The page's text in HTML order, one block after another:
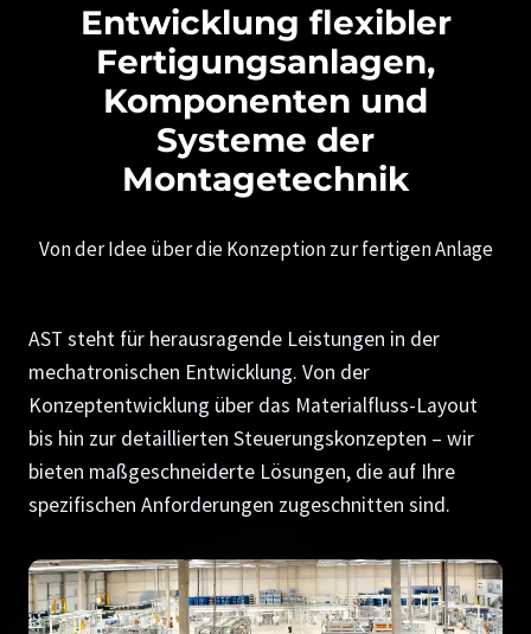
Entwicklung flexibler
Fertigungsanlagen,
Komponenten und
Systeme der
Montagetechnik
Von der Idee über die Konzeption zur fertigen Anlage
AST steht für herausragende Leistungen in der
mechatronischen Entwicklung. Von der
Konzeptentwicklung über das Materialfluss-Layout
bis hin zur detaillierten Steuerungskonzepten – wir
bieten maßgeschneiderte Lösungen, die auf Ihre
spezifischen Anforderungen zugeschnitten sind.